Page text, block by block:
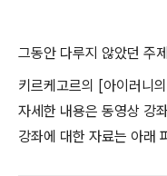
그동안 다루지 않았던 주
키르케고르의 [아이러니
자세한 내용은 동영상 강
강좌에 대한 자료는 아래